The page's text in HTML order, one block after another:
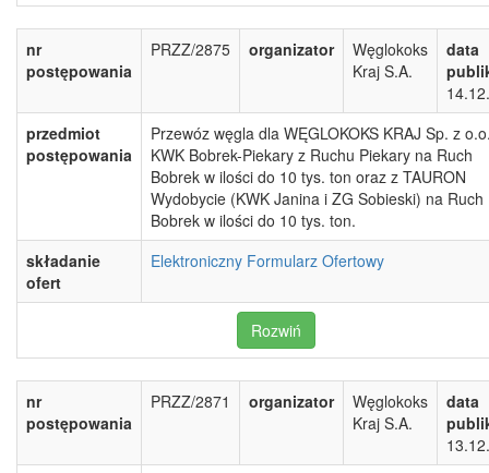
nr
postępowania
PRZZ/2875 organizator
Węglokoks
Kraj S.A.
data
przedmiot
postępowania
Przewóz węgla dla WĘGLOKOKS KRAJ Sp. z
KWK Bobrek-Piekary z Ruchu Piekary na Ruch
Bobrek w ilości do 10 tys. ton oraz z TAURON
Wydobycie (KWK Janina i ZG Sobieski) na Ruch
Bobrek w ilości do 10 tys. ton.
składanie
ofert
Elektroniczny Formularz Ofertowy
Rozwiń
nr
postępowania
PRZZ/2871 organizator
Węglokoks
Kraj S.A.
data